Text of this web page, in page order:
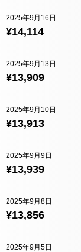
¥14,114
2025年9月16日
¥13,909
2025年9月13日
¥13,913
2025年9月10日
¥13,939
2025年9月9日
¥13,856
2025年9月8日
2025年9月5日